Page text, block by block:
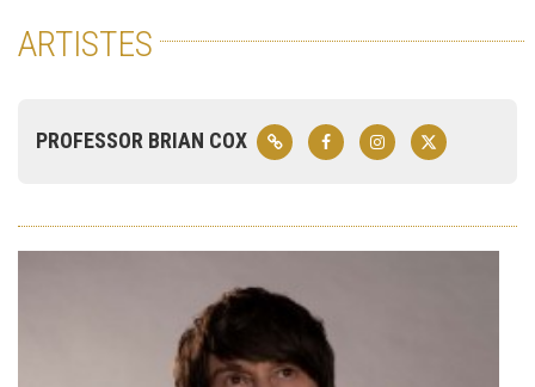
ARTISTES
PROFESSOR BRIAN COX